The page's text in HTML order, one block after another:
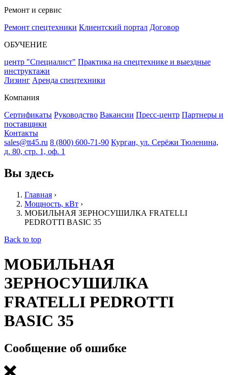
Ремонт и сервис
Ремонт спецтехники Клиентский портал Договор
ОБУЧЕНИЕ
центр "Специалист" Практика на спецтехнике и выездные
инструктажи
Лизинг Аренда спецтехники
Компания
Сертификаты Руководство Вакансии Пресс-центр Партнеры и
поставщики
Контакты
sales@tt45.ru 8 (800) 600-71-90 Курган, ул. Серёжи Тюленина,
д. 80, стр. 1, оф. 1
Вы здесь
Главная ›
Мощность, кВт ›
МОБИЛЬНАЯ ЗЕРНОСУШИЛКА FRATELLI
PЕDROTTI BASIC 35
Back to top
МОБИЛЬНАЯ
ЗЕРНОСУШИЛКА
FRATELLI PЕDROTTI
BASIC 35
Сообщение об ошибке